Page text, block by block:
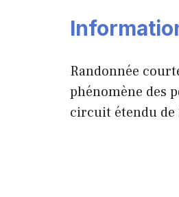
Randonnée
phénomène des
circuit étendu